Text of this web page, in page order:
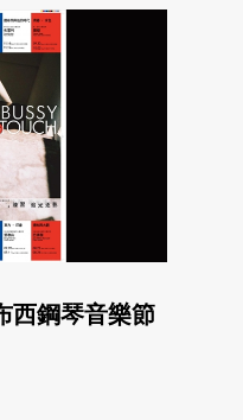
西鋼琴音樂節